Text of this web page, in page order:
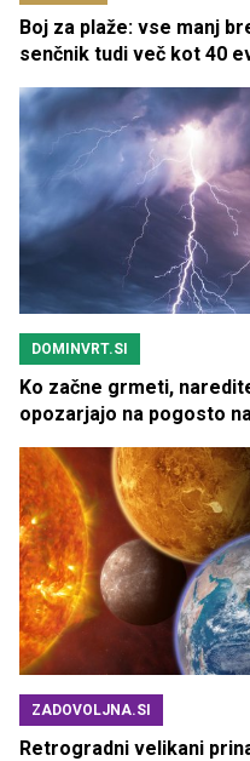
Boj za plaže: vse manj
senčnik tudi več kot 40
DOMINVRT.SI
Ko začne grmeti,
opozarjajo na pogosto
ZADOVOLJNA.SI
Retrogradni velikani